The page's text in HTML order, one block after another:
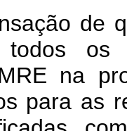
de
todos os
na
para as